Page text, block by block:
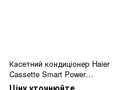
Касетний кондиціонер Haier
Cassette Smart Power
ABH125K1ERG/1UH125P1ERG
Ціну уточнюйте